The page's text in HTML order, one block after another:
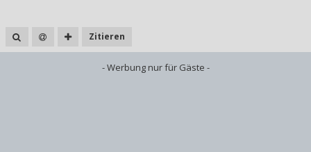
Zitieren
- Werbung nur für Gäste -